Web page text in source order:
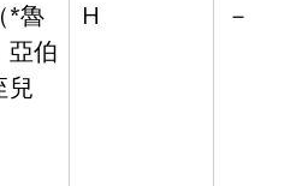
*魯
亞伯
兒
H －